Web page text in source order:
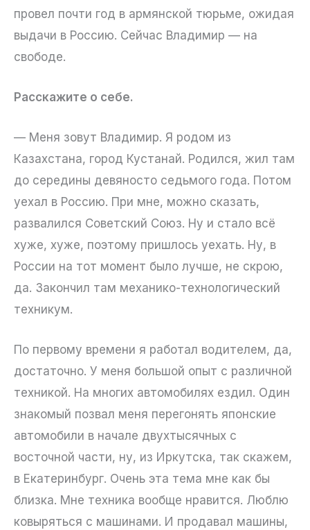
провел почти год в армянской тюрьме, ожидая
выдачи в Россию. Сейчас Владимир — на
свободе.
Расскажите о себе.
— Меня зовут Владимир. Я родом из
Казахстана, город Кустанай. Родился, жил там
до середины девяносто седьмого года. Потом
уехал в Россию. При мне, можно сказать,
развалился Советский Союз. Ну и стало всё
хуже, хуже, поэтому пришлось уехать. Ну, в
России на тот момент было лучше, не скрою,
да. Закончил там механико-технологический
техникум.
По первому времени я работал водителем, да,
достаточно. У меня большой опыт с различной
техникой. На многих автомобилях ездил. Один
знакомый позвал меня перегонять японские
автомобили в начале двухтысячных с
восточной части, ну, из Иркутска, так скажем,
в Екатеринбург. Очень эта тема мне как бы
близка. Мне техника вообще нравится. Люблю
ковыряться с машинами. И продавал машины,